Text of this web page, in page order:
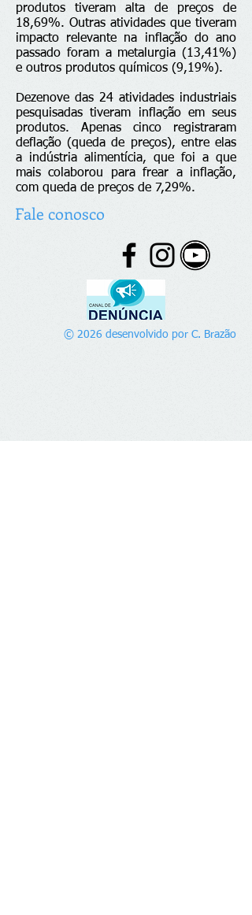
produtos tiveram alta de preços de
18,69%. Outras atividades que tiveram
impacto relevante na inflação do ano
passado foram a metalurgia (13,41%)
e outros produtos químicos (9,19%).
Dezenove das 24 atividades industriais
pesquisadas tiveram inflação em seus
produtos. Apenas cinco registraram
deflação (queda de preços), entre elas
a indústria alimentícia, que foi a que
mais colaborou para frear a inflação,
com queda de preços de 7,29%.
Fale conosco
© 2026 desenvolvido por C. Brazão